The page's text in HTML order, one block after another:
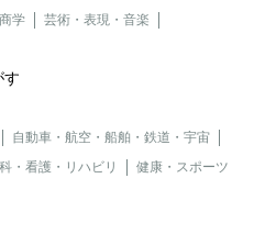
学
芸術・表現・音楽
す
自動車・航空・船舶・鉄道・宇宙
・看護・リハビリ 健康・スポーツ